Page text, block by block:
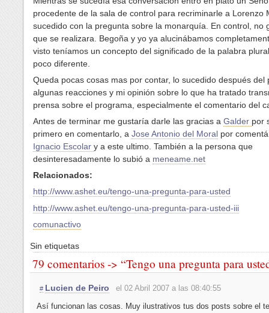
procedente de la sala de control para recriminarle a Lorenzo
sucedido con la pregunta sobre la monarquía. En control, no
que se realizara. Begoña y yo ya alucinábamos
visto teníamos un concepto del significado de la palabra
poco diferente.
Queda pocas cosas mas por contar, lo sucedido después del
algunas reacciones y mi opinión sobre lo que ha tratado
prensa sobre el programa, especialmente el comentario del
Antes de terminar me gustaría darle las gracias a Galder por
primero en comentarlo, a Jose Antonio del Moral por
Ignacio Escolar y a este ultimo. También a la persona que
desinteresadamente lo subió a meneame.net
Relacionados:
http://www.ashet.eu/tengo-una-pregunta-para-usted
http://www.ashet.eu/tengo-una-pregunta-para-usted-iii
comunactivo
Sin etiquetas
79 comentarios -> “Tengo una pregunta para
# Lucien de Peiro
el 02 Abril 2007 a las 08:40:55
Así funcionan las cosas. Muy ilustrativos tus dos posts sobre el